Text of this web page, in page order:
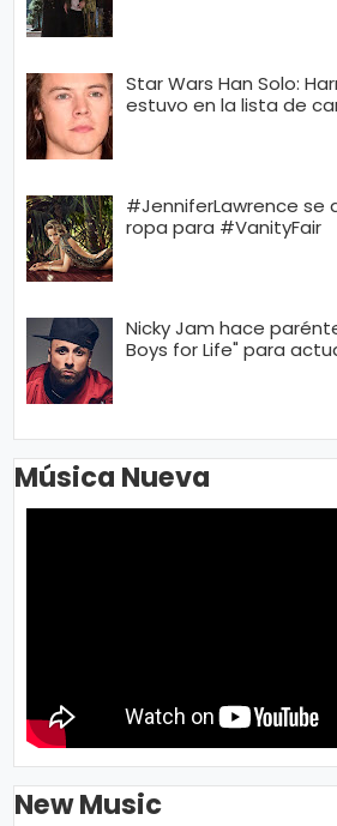
Star Wars Han Solo:
estuvo en la lista de
#JenniferLawrence se
ropa para #VanityFair
Nicky Jam hace
Boys for Life" para
Música Nueva
New Music